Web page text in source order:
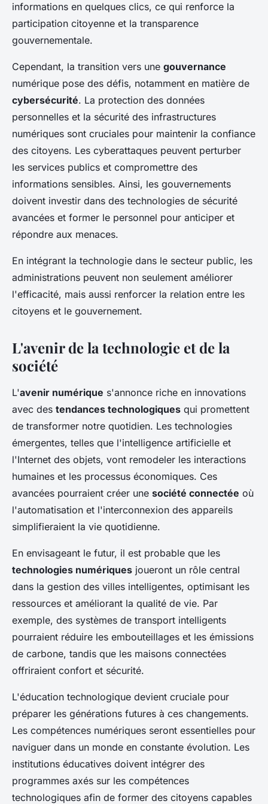
informations en quelques clics, ce qui renforce la
participation citoyenne et la transparence
gouvernementale.
Cependant, la transition vers une gouvernance
numérique pose des défis, notamment en matière de
cybersécurité. La protection des données
personnelles et la sécurité des infrastructures
numériques sont cruciales pour maintenir la confiance
des citoyens. Les cyberattaques peuvent perturber
les services publics et compromettre des
informations sensibles. Ainsi, les gouvernements
doivent investir dans des technologies de sécurité
avancées et former le personnel pour anticiper et
répondre aux menaces.
En intégrant la technologie dans le secteur public, les
administrations peuvent non seulement améliorer
l'efficacité, mais aussi renforcer la relation entre les
citoyens et le gouvernement.
L'avenir de la technologie et de la
société
L'avenir numérique s'annonce riche en innovations
avec des tendances technologiques qui promettent
de transformer notre quotidien. Les technologies
émergentes, telles que l'intelligence artificielle et
l'Internet des objets, vont remodeler les interactions
humaines et les processus économiques. Ces
avancées pourraient créer une société connectée où
l'automatisation et l'interconnexion des appareils
simplifieraient la vie quotidienne.
En envisageant le futur, il est probable que les
technologies numériques joueront un rôle central
dans la gestion des villes intelligentes, optimisant les
ressources et améliorant la qualité de vie. Par
exemple, des systèmes de transport intelligents
pourraient réduire les embouteillages et les émissions
de carbone, tandis que les maisons connectées
offriraient confort et sécurité.
L'éducation technologique devient cruciale pour
préparer les générations futures à ces changements.
Les compétences numériques seront essentielles pour
naviguer dans un monde en constante évolution. Les
institutions éducatives doivent intégrer des
programmes axés sur les compétences
technologiques afin de former des citoyens capables